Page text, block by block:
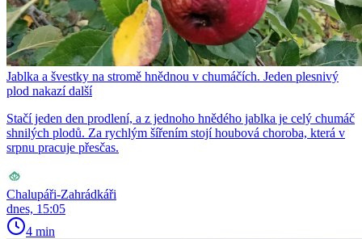
Jablka a švestky na stromě hnědnou v chumáčích. Jeden plesnivý
plod nakazí další
Stačí jeden den prodlení, a z jednoho hnědého jablka je celý chumáč
shnilých plodů. Za rychlým šířením stojí houbová choroba, která v
srpnu pracuje přesčas.
Chalupáři-Zahrádkáři
dnes, 15:05
4 min